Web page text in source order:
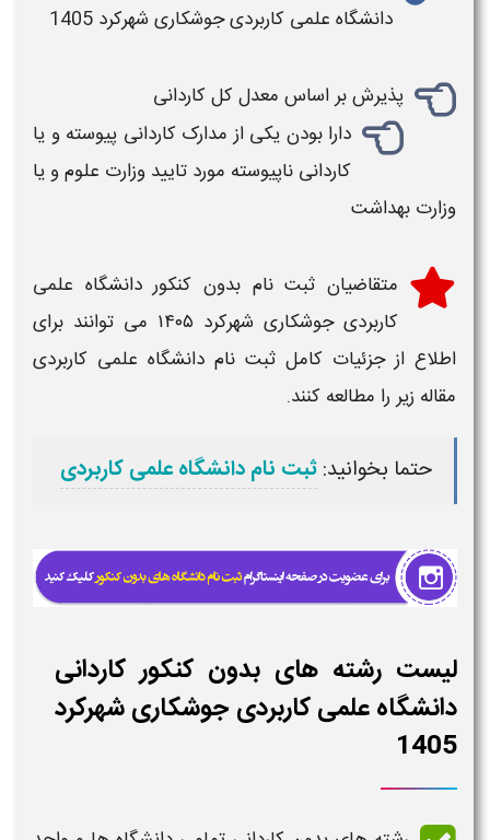
دانشگاه علمی کاربردیجوشکاری شهرکرد 1405
پذیرش بر اساس معدل کل کاردانی
دارا بودن یکی از مدارک کاردانی پیوسته و یا
کاردانی ناپیوسته مورد تایید وزارت علوم و یا
وزارت بهداشت
متقاضیان ثبت نام بدون کنکور دانشگاه علمی
کاربردی جوشکاری شهرکرد ۱۴۰۵
می توانند برای
اطلاع از جزئیات کامل ثبت نام دانشگاه علمی کاربردی
مقاله زیر را مطالعه کنند.
حتما بخوانید:ثبت نام دانشگاه علمی کاربردی
لیست رشته های بدون کنکور کاردانی
دانشگاه علمی کاربردی جوشکاری شهرکرد
1405